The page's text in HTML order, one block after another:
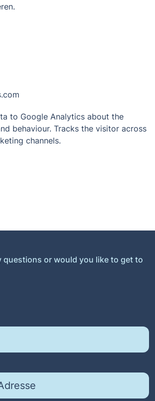
to Google Analytics about the
behaviour. Tracks the visitor across
channels.
questions or would you like to get to